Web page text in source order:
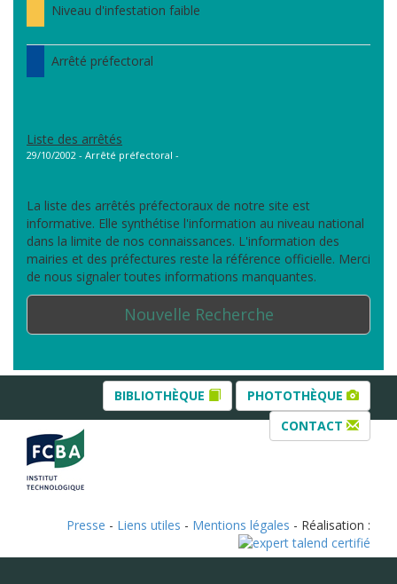
Niveau d'infestation faible
Arrêté préfectoral
Liste des arrêtés
29/10/2002 - Arrêté préfectoral -
La liste des arrêtés préfectoraux de notre site est
informative. Elle synthétise l'information au niveau national
dans la limite de nos connaissances. L'information des
mairies et des préfectures reste la référence officielle. Merci
de nous signaler toutes informations manquantes.
Nouvelle Recherche
BIBLIOTHÈQUE
PHOTOTHÈQUE
CONTACT
Presse - Liens utiles - Mentions légales - Réalisation :